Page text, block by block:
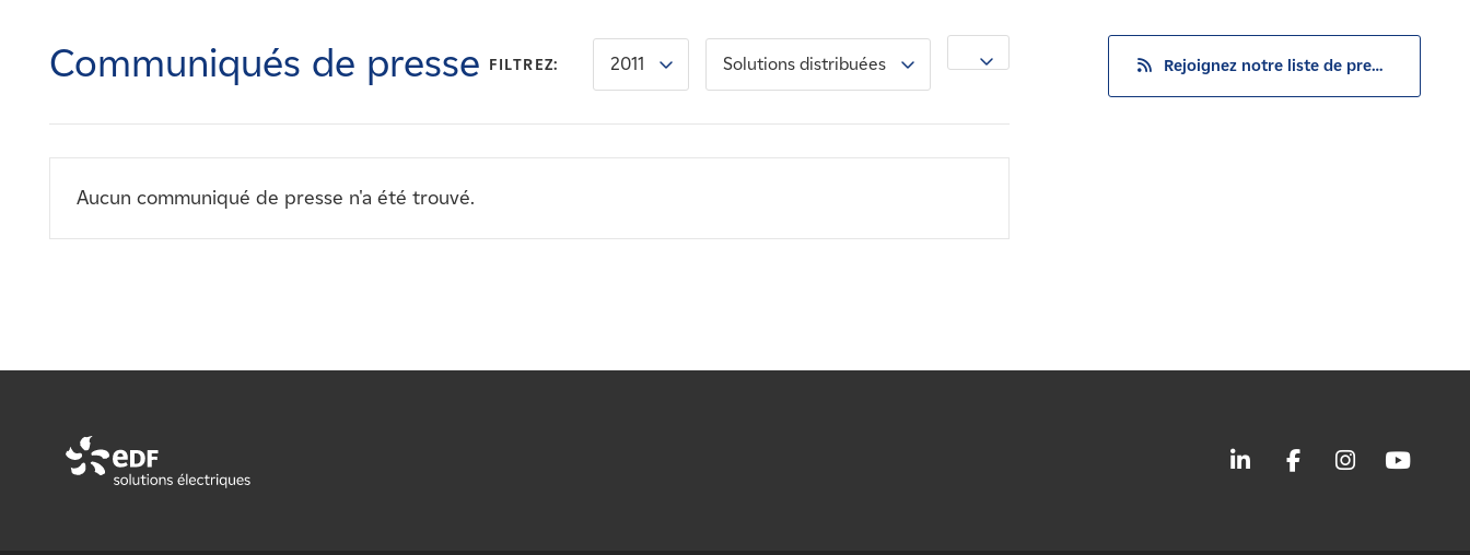
Nouvelles
Communiqués de presse FILTREZ: 2011 Solutions distribuées
Aucun communiqué de presse n'a été trouvé.
Rejoignez notre liste de presse